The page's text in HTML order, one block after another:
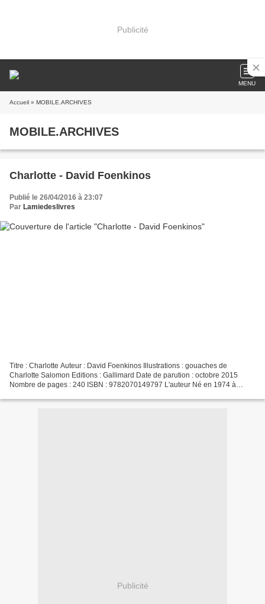
Publicité
MENU
Accueil » MOBILE.ARCHIVES
MOBILE.ARCHIVES
Charlotte - David Foenkinos
Publié le 26/04/2016 à 23:07
Par Lamiedeslivres
Titre : Charlotte Auteur : David Foenkinos Illustrations : gouaches de
Charlotte Salomon Editions : Gallimard Date de parution : octobre 2015
Nombre de pages : 240 ISBN : 9782070149797 L'auteur Né en 1974 à
Publicité